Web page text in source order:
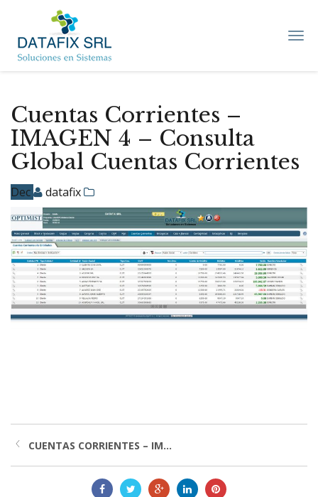
Cuentas Corrientes –
IMAGEN 4 – Consulta
Global Cuentas Corrientes
Dec datafix
CUENTAS CORRIENTES – IM...